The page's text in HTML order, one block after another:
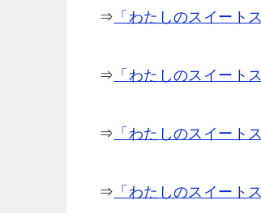
⇒ 「わたしのスイート
⇒ 「わたしのスイート
⇒ 「わたしのスイート
⇒ 「わたしのスイート